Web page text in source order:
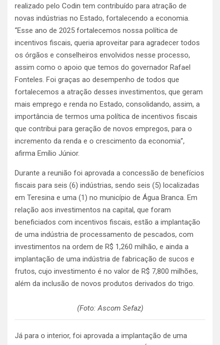
realizado pelo Codin tem contribuído para atração de
novas indústrias no Estado, fortalecendo a economia.
“Esse ano de 2025 fortalecemos nossa política de
incentivos fiscais, queria aproveitar para agradecer todos
os órgãos e conselheiros envolvidos nesse processo,
assim como o apoio que temos do governador Rafael
Fonteles. Foi graças ao desempenho de todos que
fortalecemos a atração desses investimentos, que geram
mais emprego e renda no Estado, consolidando, assim, a
importância de termos uma política de incentivos fiscais
que contribui para geração de novos empregos, para o
incremento da renda e o crescimento da economia”,
afirma Emílio Júnior.
Durante a reunião foi aprovada a concessão de benefícios
fiscais para seis (6) indústrias, sendo seis (5) localizadas
em Teresina e uma (1) no município de Água Branca. Em
relação aos investimentos na capital, que foram
beneficiados com incentivos fiscais, estão a implantação
de uma indústria de processamento de pescados, com
investimentos na ordem de R$ 1,260 milhão, e ainda a
implantação de uma indústria de fabricação de sucos e
frutos, cujo investimento é no valor de R$ 7,800 milhões,
além da inclusão de novos produtos derivados do trigo.
(Foto: Ascom Sefaz)
Já para o interior, foi aprovada a implantação de uma